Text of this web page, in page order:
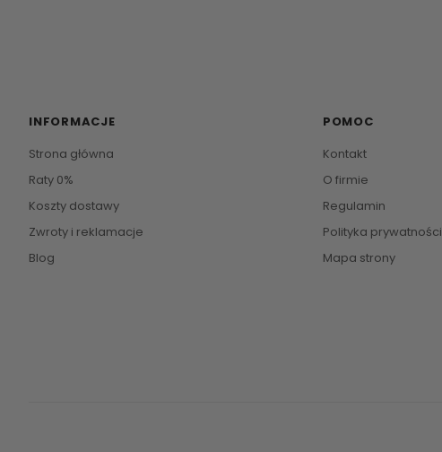
INFORMACJE
Strona główna
Raty 0%
Koszty dostawy
Zwroty i reklamacje
Blog
POMOC
Kontakt
O firmie
Regulamin
Polityka prywatności
Mapa strony